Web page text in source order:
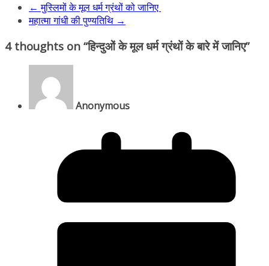
← मुस्लिमों के मूल धर्म ग्रंथों को जानिए
महात्मा गांधी की पुण्यतिथि →
4 thoughts on “हिन्दुओं के मूल धर्म ग्रंथों के बारे में जानिए”
Anonymous